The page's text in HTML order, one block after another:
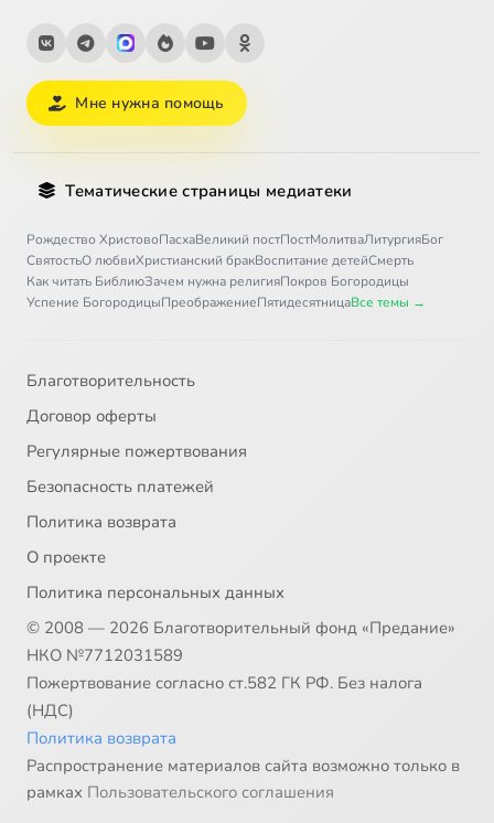
Мне нужна помощь
Тематические страницы медиатеки
Рождество ХристовоПасхаВеликий постПостМолитваЛитургияБог
СвятостьО любвиХристианский бракВоспитание детейСмерть
Как читать БиблиюЗачем нужна религияПокров Богородицы
Успение БогородицыПреображениеПятидесятницаВсе темы →
Благотворительность
Договор оферты
Регулярные пожертвования
Безопасность платежей
Политика возврата
О проекте
Политика персональных данных
© 2008 — 2026 Благотворительный фонд «Предание»
НКО №7712031589
Пожертвование согласно ст.582 ГК РФ. Без налога
(НДС)
Политика возврата
Распространение материалов сайта возможно только в
рамках Пользовательского соглашения